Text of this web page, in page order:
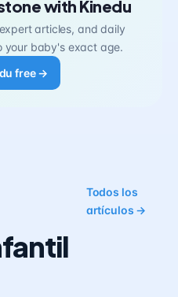
with Kinedu
articles, and daily
your baby's exact age.
free →
Todos los
artículos →